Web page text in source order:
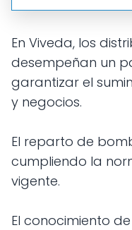
En Viveda, los distribuidores de butano
desempeñan un
garantizar el
y negocios.
El reparto de
cumpliendo la
vigente.
El conocimiento